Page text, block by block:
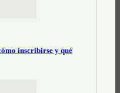
inscribirse y qué